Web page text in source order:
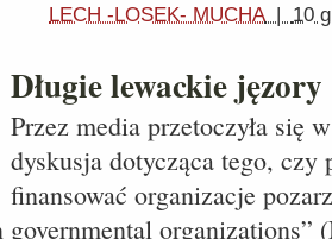
LECH -LOSEK- MUCHA| 10
Długie lewackie jęzory
Przez media przetoczyła się
dyskusja dotycząca tego, czy
finansować organizacje
governmental organizations”